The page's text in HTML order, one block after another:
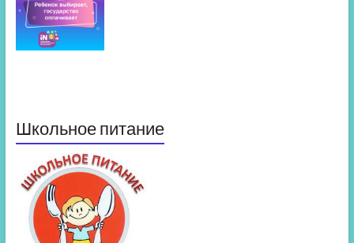
Школьное питание